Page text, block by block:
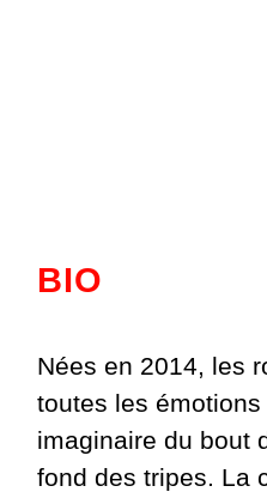
BIO
Nées en 2014, les
toutes les
imaginaire du bout
fond des tripes. La